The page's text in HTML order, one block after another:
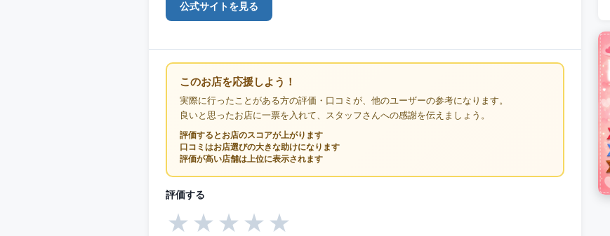
公式サイトを見る
このお店を応援しよう！
実際に行ったことがある方の評価・口コミが、他のユーザーの参考になります。
良いと思ったお店に一票を入れて、スタッフさんへの感謝を伝えましょう。
評価するとお店のスコアが上がります
口コミはお店選びの大きな助けになります
評価が高い店舗は上位に表示されます
評価する
★ ★ ★ ★ ★